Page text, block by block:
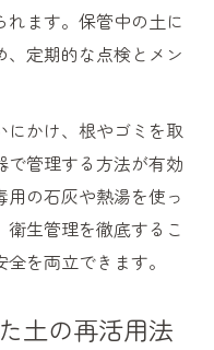
ます。保管中の土に
定期的な点検とメン
にかけ、根やゴミを取
で管理する方法が有効
の石灰や熱湯を使っ
生管理を徹底するこ
を両立できます。
土の再活用法